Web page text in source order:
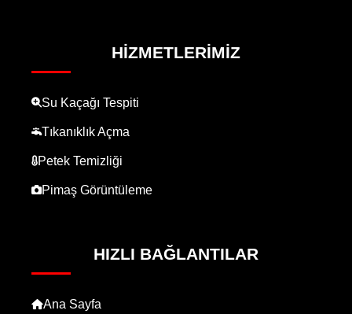
HIZMETLERIMIZ
Su Kaçağı Tespiti
Tıkanıklık Açma
Petek Temizliği
Pimaş Görüntüleme
HIZLI BAĞLANTILAR
Ana Sayfa